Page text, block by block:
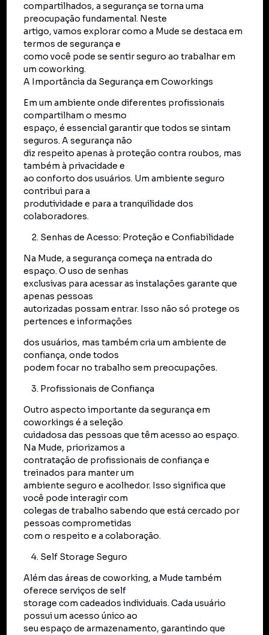
compartilhados, a segurança se torna uma
preocupação fundamental. Neste
artigo, vamos explorar como a Mude se destaca em
termos de segurança e
como você pode se sentir seguro ao trabalhar em
um coworking.
A Importância da Segurança em Coworkings
Em um ambiente onde diferentes profissionais
compartilham o mesmo
espaço, é essencial garantir que todos se sintam
seguros. A segurança não
diz respeito apenas à proteção contra roubos, mas
também à privacidade e
ao conforto dos usuários. Um ambiente seguro
contribui para a
produtividade e para a tranquilidade dos
colaboradores.
Senhas de Acesso: Proteção e Confiabilidade
Na Mude, a segurança começa na entrada do
espaço. O uso de senhas
exclusivas para acessar as instalações garante que
apenas pessoas
autorizadas possam entrar. Isso não só protege os
pertences e informações
dos usuários, mas também cria um ambiente de
confiança, onde todos
podem focar no trabalho sem preocupações.
Profissionais de Confiança
Outro aspecto importante da segurança em
coworkings é a seleção
cuidadosa das pessoas que têm acesso ao espaço.
Na Mude, priorizamos a
contratação de profissionais de confiança e
treinados para manter um
ambiente seguro e acolhedor. Isso significa que
você pode interagir com
colegas de trabalho sabendo que está cercado por
pessoas comprometidas
com o respeito e a colaboração.
Self Storage Seguro
Além das áreas de coworking, a Mude também
oferece serviços de self
storage com cadeados individuais. Cada usuário
possui um acesso único ao
seu espaço de armazenamento, garantindo que